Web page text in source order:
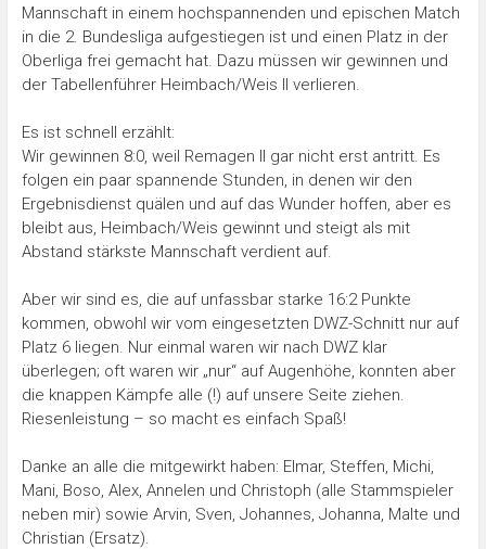
Mannschaft in einem hochspannenden und epischen Match
in die 2. Bundesliga aufgestiegen ist und einen Platz in der
Oberliga frei gemacht hat. Dazu müssen wir gewinnen und
der Tabellenführer Heimbach/Weis II verlieren.
Es ist schnell erzählt:
Wir gewinnen 8:0, weil Remagen II gar nicht erst antritt. Es
folgen ein paar spannende Stunden, in denen wir den
Ergebnisdienst quälen und auf das Wunder hoffen, aber es
bleibt aus, Heimbach/Weis gewinnt und steigt als mit
Abstand stärkste Mannschaft verdient auf.
Aber wir sind es, die auf unfassbar starke 16:2 Punkte
kommen, obwohl wir vom eingesetzten DWZ-Schnitt nur auf
Platz 6 liegen. Nur einmal waren wir nach DWZ klar
überlegen; oft waren wir „nur“ auf Augenhöhe, konnten aber
die knappen Kämpfe alle (!) auf unsere Seite ziehen.
Riesenleistung – so macht es einfach Spaß!
Danke an alle die mitgewirkt haben: Elmar, Steffen, Michi,
Mani, Boso, Alex, Annelen und Christoph (alle Stammspieler
neben mir) sowie Arvin, Sven, Johannes, Johanna, Malte und
Christian (Ersatz).